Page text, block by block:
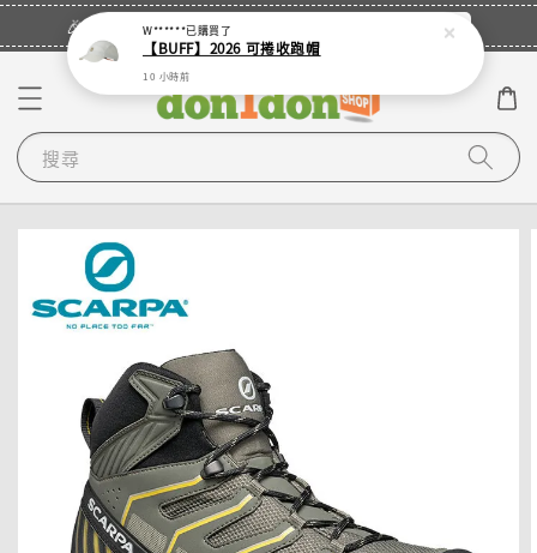
🎉登入會員・領取您的專屬折扣券！ 立即登入
搜尋
W******已購買了
【BUFF】2026 可捲收跑帽
10 小時前